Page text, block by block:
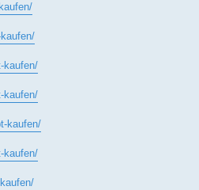
kaufen/
kaufen/
kaufen/
kaufen/